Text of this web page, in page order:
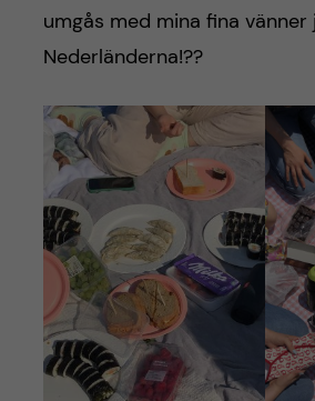
umgås med mina fina vänner
Nederländerna!??